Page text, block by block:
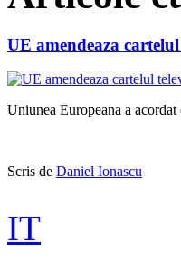
UE amendeaza
Uniunea Europeana a
Scris de Daniel Ionascu
IT